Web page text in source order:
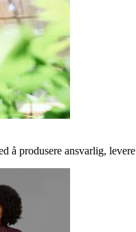
å produsere ansvarlig,